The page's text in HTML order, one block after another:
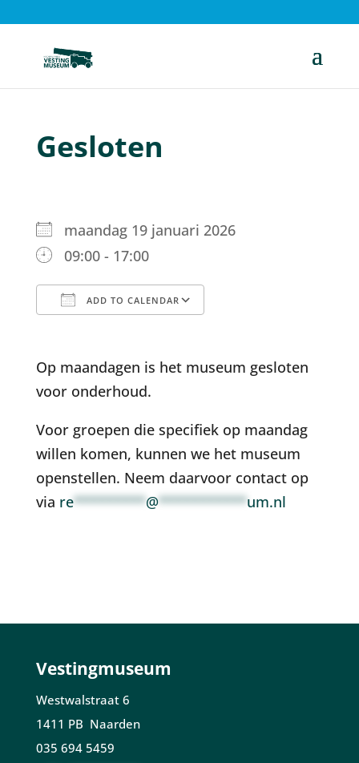
Gesloten
maandag 19 januari 2026
09:00 - 17:00
ADD TO CALENDAR
Op maandagen is het museum gesloten
voor onderhoud.
Voor groepen die specifiek op maandag
willen komen, kunnen we het museum
openstellen. Neem daarvoor contact op
via re*********@***********um.nl
Vestingmuseum
Westwalstraat 6
1411 PB Naarden
035 694 5459